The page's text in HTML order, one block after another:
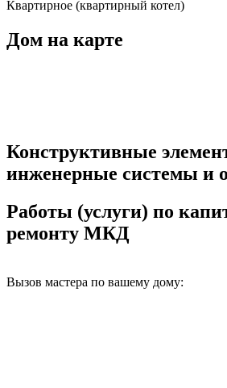
Квартирное (квартирный котел)
Дом на карте
Конструктивные
инженерные системы и
Работы (услуги) по
ремонту МКД
Вызов мастера по вашему дому: